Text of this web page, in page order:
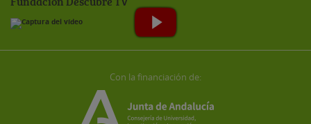
Con la financiación de: